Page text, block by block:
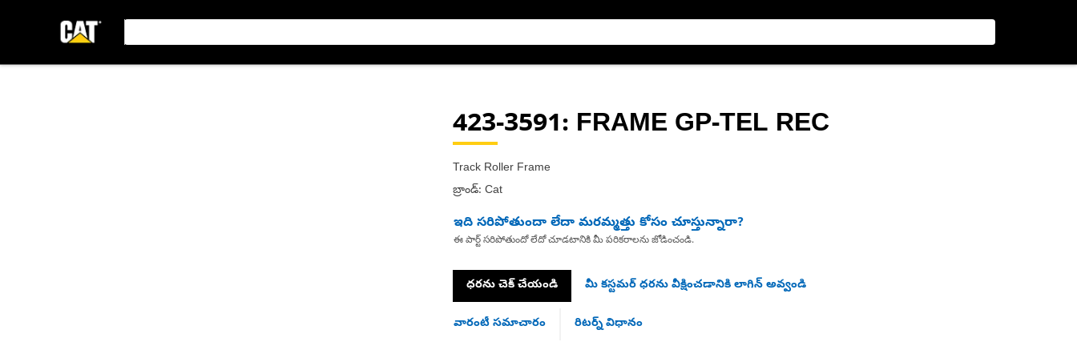
423-3591: FRAME GP-TEL REC
Track Roller Frame
బ్రాండ్: Cat
ఇది సరిపోతుందా లేదా మరమ్మత్తు కోసం చూస్తున్నారా?
ఈ పార్ట్ సరిపోతుందో లేదో చూడటానికి మీ పరికరాలను జోడించండి.
ధరను చెక్ చేయండి మీ కస్టమర్ ధరను వీక్షించడానికి లాగిన్ అవ్వండి
వారంటీ సమాచారం రిటర్న్ విధానం